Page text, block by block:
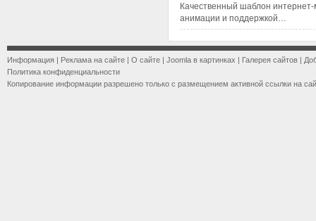
Качественный шаблон
анимации и поддержкой…
Информация | Реклама на сайте | О сайте | Joomla в картинках | Галерея сайтов |
Политика конфиденциальности
Копирование информации разрешено только с размещением активной ссылки на